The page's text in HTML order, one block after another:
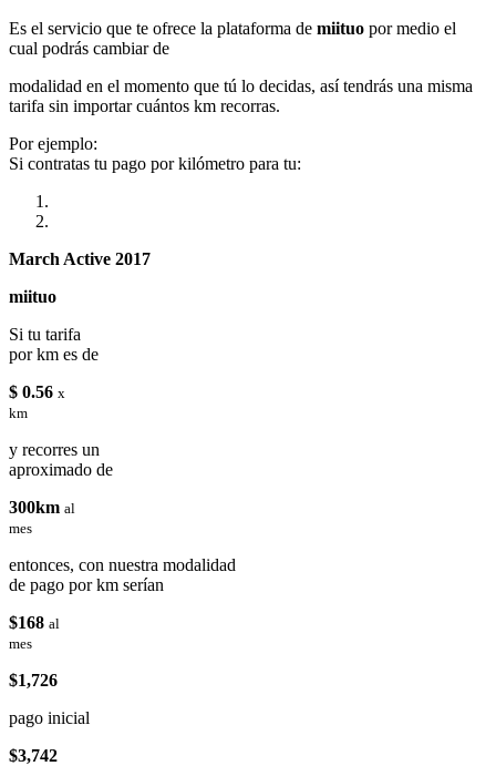
Es el servicio que te ofrece la plataforma de miituo por medio el
cual podrás cambiar de
modalidad en el momento que tú lo decidas, así tendrás una misma
tarifa sin importar cuántos km recorras.
Por ejemplo:
Si contratas tu pago por kilómetro para tu:
March Active 2017
miituo
Si tu tarifa
por km es de
$ 0.56 x
km
y recorres un
aproximado de
300km al
mes
entonces, con nuestra modalidad
de pago por km serían
$168 al
mes
$1,726
pago inicial
$3,742